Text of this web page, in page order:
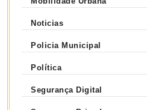
Noticias
Policia Municipal
Política
Segurança Digital